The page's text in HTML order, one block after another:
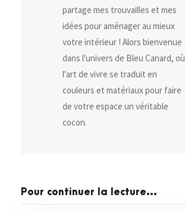
partage mes trouvailles et mes
idées pour aménager au mieux
votre intérieur ! Alors bienvenue
dans l'univers de Bleu Canard, où
l'art de vivre se traduit en
couleurs et matériaux pour faire
de votre espace un véritable
cocon.
Pour continuer la lecture...